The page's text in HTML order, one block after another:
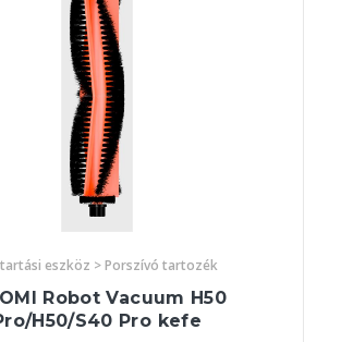
eszköz > Porszívó tartozék
Robot Vacuum H50
H50/S40 Pro kefe